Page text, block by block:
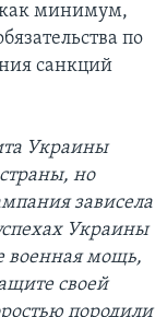
как минимум,
по
санкций
Украины
но
зависела
Украины
военная мощь,
своей
породили